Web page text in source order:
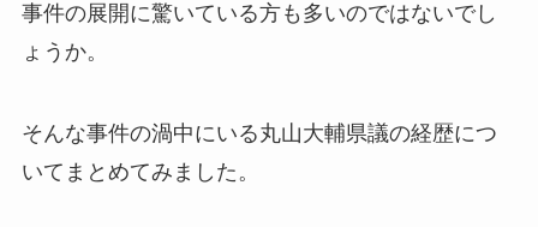
事件の展開に驚いている方も多いのではないでし
ょうか。
そんな事件の渦中にいる丸山大輔県議の経歴につ
いてまとめてみました。